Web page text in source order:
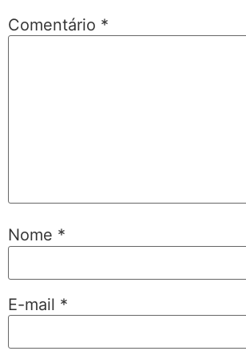
Comentário *
Nome *
E-mail *